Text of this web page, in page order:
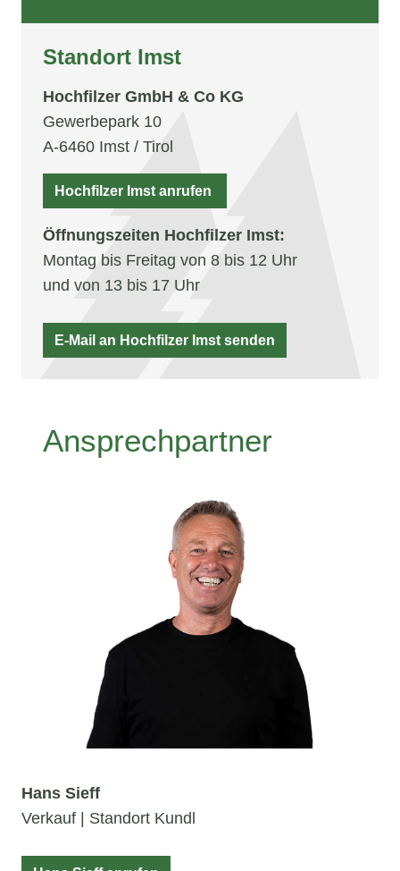
Standort Imst
Hochfilzer GmbH & Co KG
Gewerbepark 10
A-6460 Imst / Tirol
Hochfilzer Imst anrufen
Öffnungszeiten Hochfilzer Imst:
Montag bis Freitag von 8 bis 12 Uhr
und von 13 bis 17 Uhr
E-Mail an Hochfilzer Imst senden
Ansprechpartner
Hans Sieff
Verkauf | Standort Kundl